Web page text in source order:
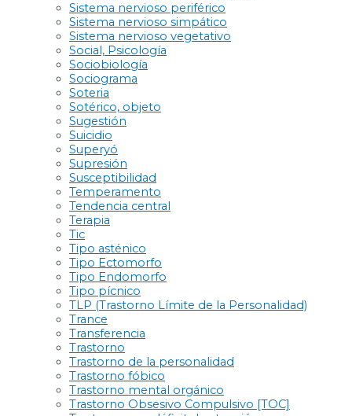
Sistema nervioso periférico
Sistema nervioso simpático
Sistema nervioso vegetativo
Social, Psicología
Sociobiología
Sociograma
Soteria
Sotérico, objeto
Sugestión
Suicidio
Superyó
Supresión
Susceptibilidad
Temperamento
Tendencia central
Terapia
Tic
Tipo asténico
Tipo Ectomorfo
Tipo Endomorfo
Tipo pícnico
TLP (Trastorno Límite de la Personalidad)
Trance
Transferencia
Trastorno
Trastorno de la personalidad
Trastorno fóbico
Trastorno mental orgánico
Trastorno Obsesivo Compulsivo [TOC]